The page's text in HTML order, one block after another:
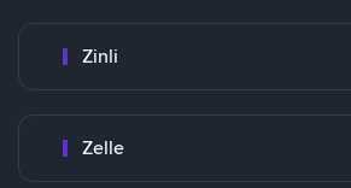
Zinli
Zelle